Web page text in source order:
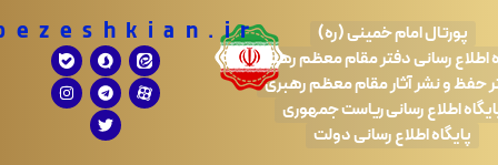
امام خمینی (ره)
رسانی دفتر مقام معظم رهبری
آثار مقام معظم رهبری
رسانی ریاست جمهوری
اطلاع رسانی دولت
Drpezeshkian.ir